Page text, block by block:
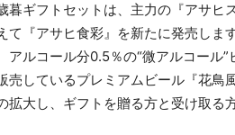
暮ギフトセットは、主力の『アサヒ
て『アサヒ食彩』を新たに発売しま
アルコール分0.5％の“微アルコール
売しているプレミアムビール『花鳥
拡大し、ギフトを贈る方と受け取る